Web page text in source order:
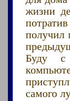
жизни
получил
Буду с
самого